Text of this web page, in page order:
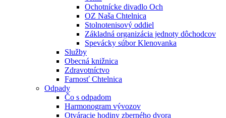
Ochotnícke divadlo Och
OZ Naša Chtelnica
Stolnotenisový oddiel
Základná organizácia jednoty dôchodcov
Spevácky súbor Klenovanka
Služby
Obecná knižnica
Zdravotníctvo
Farnosť Chtelnica
Odpady
Čo s odpadom
Harmonogram vývozov
Otváracie hodiny zberného dvora